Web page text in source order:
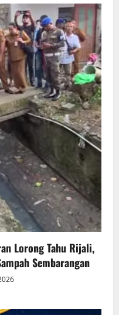
Lorong Tahu Rijali,
Sembarangan